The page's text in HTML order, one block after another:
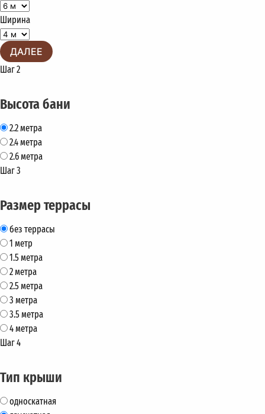
Ширина
ДАЛЕЕ
Шаг 2
Высота бани
2.2 метра
2.4 метра
2.6 метра
Шаг 3
Размер террасы
без террасы
1 метр
1.5 метра
2 метра
2.5 метра
3 метра
3.5 метра
4 метра
Шаг 4
Тип крыши
односкатная